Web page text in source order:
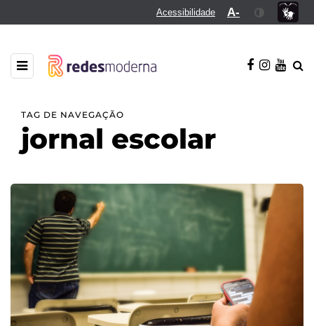
Acessibilidade A-
TAG DE NAVEGAÇÃO
jornal escolar